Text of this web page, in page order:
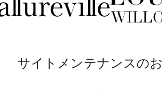
サイトメンテナンスの